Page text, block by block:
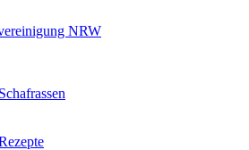
Schafrassen